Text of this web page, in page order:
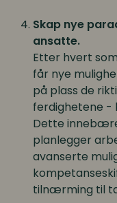
Skap nye
ansatte.
Etter hvert
får nye
på plass de
ferdighetene -
Dette
planlegger
avanserte
tilnærming til